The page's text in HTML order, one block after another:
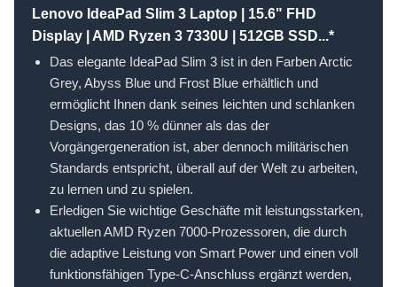
Lenovo IdeaPad Slim 3 Laptop | 15.6" FHD
Display | AMD Ryzen 3 7330U | 512GB SSD...*
Das elegante IdeaPad Slim 3 ist in den Farben Arctic
Grey, Abyss Blue und Frost Blue erhältlich und
ermöglicht Ihnen dank seines leichten und schlanken
Designs, das 10 % dünner als das der
Vorgängergeneration ist, aber dennoch militärischen
Standards entspricht, überall auf der Welt zu arbeiten,
zu lernen und zu spielen.
Erledigen Sie wichtige Geschäfte mit leistungsstarken,
aktuellen AMD Ryzen 7000-Prozessoren, die durch
die adaptive Leistung von Smart Power und einen voll
funktionsfähigen Type-C-Anschluss ergänzt werden,